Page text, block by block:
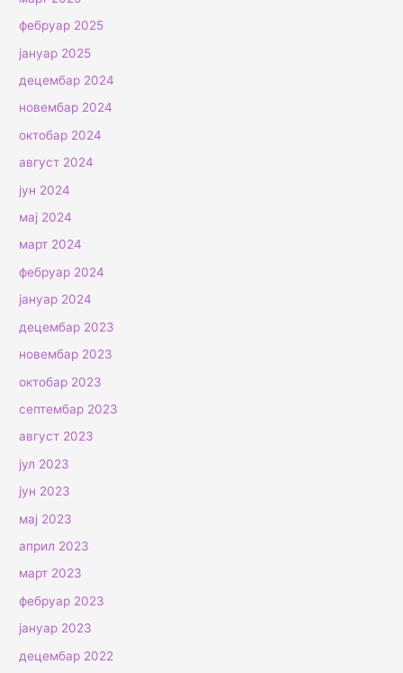
фебруар 2025
јануар 2025
децембар 2024
новембар 2024
октобар 2024
август 2024
јун 2024
мај 2024
март 2024
фебруар 2024
јануар 2024
децембар 2023
новембар 2023
октобар 2023
септембар 2023
август 2023
јул 2023
јун 2023
мај 2023
април 2023
март 2023
фебруар 2023
јануар 2023
децембар 2022